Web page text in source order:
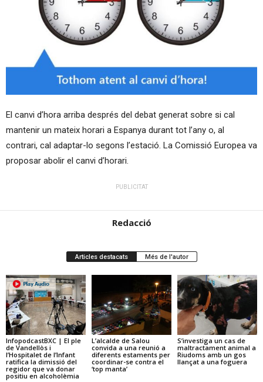
El canvi d’hora arriba després del debat generat sobre si cal
mantenir un mateix horari a Espanya durant tot l’any o, al
contrari, cal adaptar-lo segons l’estació. La Comissió Europea va
proposar abolir el canvi d’horari.
PUBLICITAT
Redacció
Articles destacats Més de l'autor
InfopodcastBXC | El ple
de Vandellòs i
l’Hospitalet de l’Infant
ratifica la dimissió del
regidor que va donar
positiu en alcoholèmia
L’alcalde de Salou
convida a una reunió a
diferents estaments per
coordinar-se contra el
‘top manta’
S’investiga un cas de
maltractament animal a
Riudoms amb un gos
llançat a una foguera